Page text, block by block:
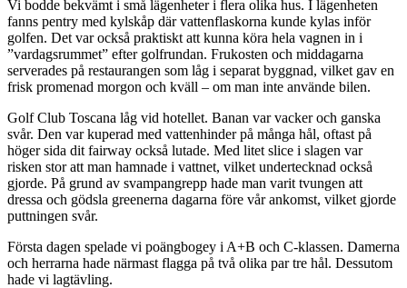
Vi bodde bekvämt i små lägenheter i flera olika hus. I lägenheten
fanns pentry med kylskåp där vattenflaskorna kunde kylas inför
golfen. Det var också praktiskt att kunna köra hela vagnen in i
”vardagsrummet” efter golfrundan. Frukosten och middagarna
serverades på restaurangen som låg i separat byggnad, vilket gav en
frisk promenad morgon och kväll – om man inte använde bilen.
Golf Club Toscana låg vid hotellet. Banan var vacker och ganska
svår. Den var kuperad med vattenhinder på många hål, oftast på
höger sida dit fairway också lutade. Med litet slice i slagen var
risken stor att man hamnade i vattnet, vilket undertecknad också
gjorde. På grund av svampangrepp hade man varit tvungen att
dressa och gödsla greenerna dagarna före vår ankomst, vilket gjorde
puttningen svår.
Första dagen spelade vi poängbogey i A+B och C-klassen. Damerna
och herrarna hade närmast flagga på två olika par tre hål. Dessutom
hade vi lagtävling.